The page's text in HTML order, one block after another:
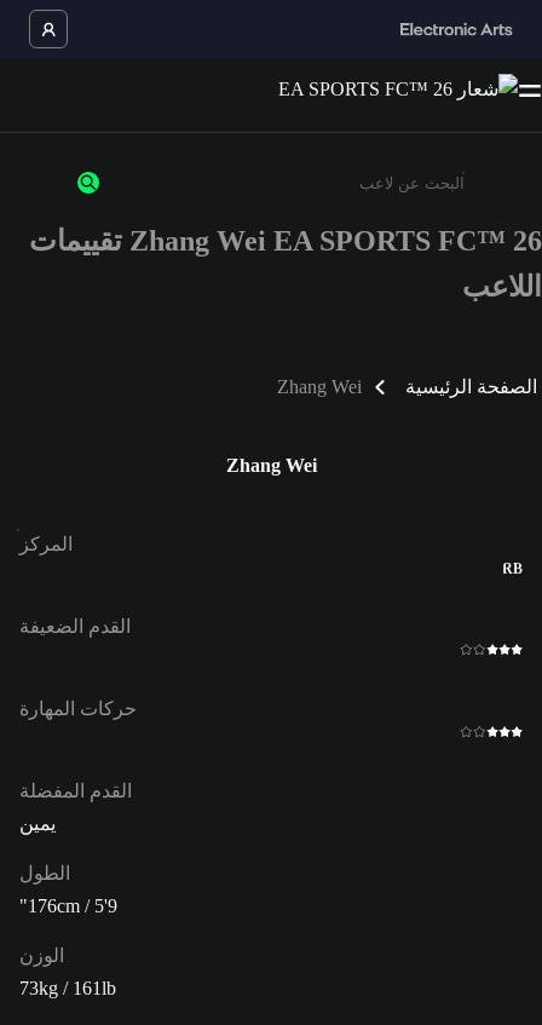
أدخل 3 أحرف أو أرقام على الأقل
Zhang Wei EA SPORTS FC™ 26 تقييمات
اللاعب
الصفحة الرئيسية Zhang Wei
Zhang Wei
المركز
RB
القدم الضعيفة
حركات المهارة
القدم المفضلة
يمين
الطول
176cm / 5'9"
الوزن
73kg / 161lb